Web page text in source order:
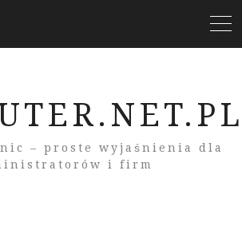
– proste wyjaśnienia dla
i firm